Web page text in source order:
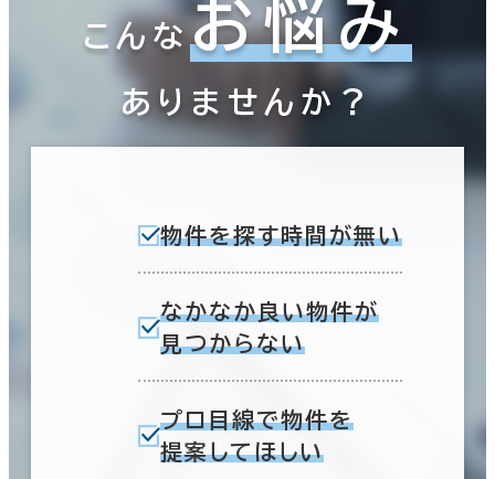
こんなお悩み
ありませんか？
物件を探す時間が無い
なかなか良い物件が
見つからない
プロ目線で物件を
提案してほしい